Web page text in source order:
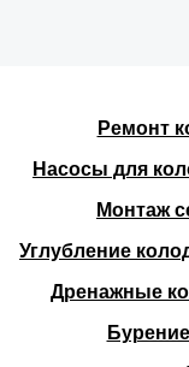
Ремонт
Насосы для
Монтаж
Углубление
Дренажные